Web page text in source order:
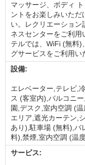
マッサージ、ボディ
ントをお楽しみいただ
い。レクリエーション
ネスセンターをご利用
テルでは、WiFi (無料)
グサービスをご利用い
設備:
エレベーター,テレビ,
ス (客室内),バルコニ
園,デスク,室内空調 (
エリア,遮光カーテン,
あり),駐車場 (無料),バ
料),禁煙,室内空調 (温
サービス: